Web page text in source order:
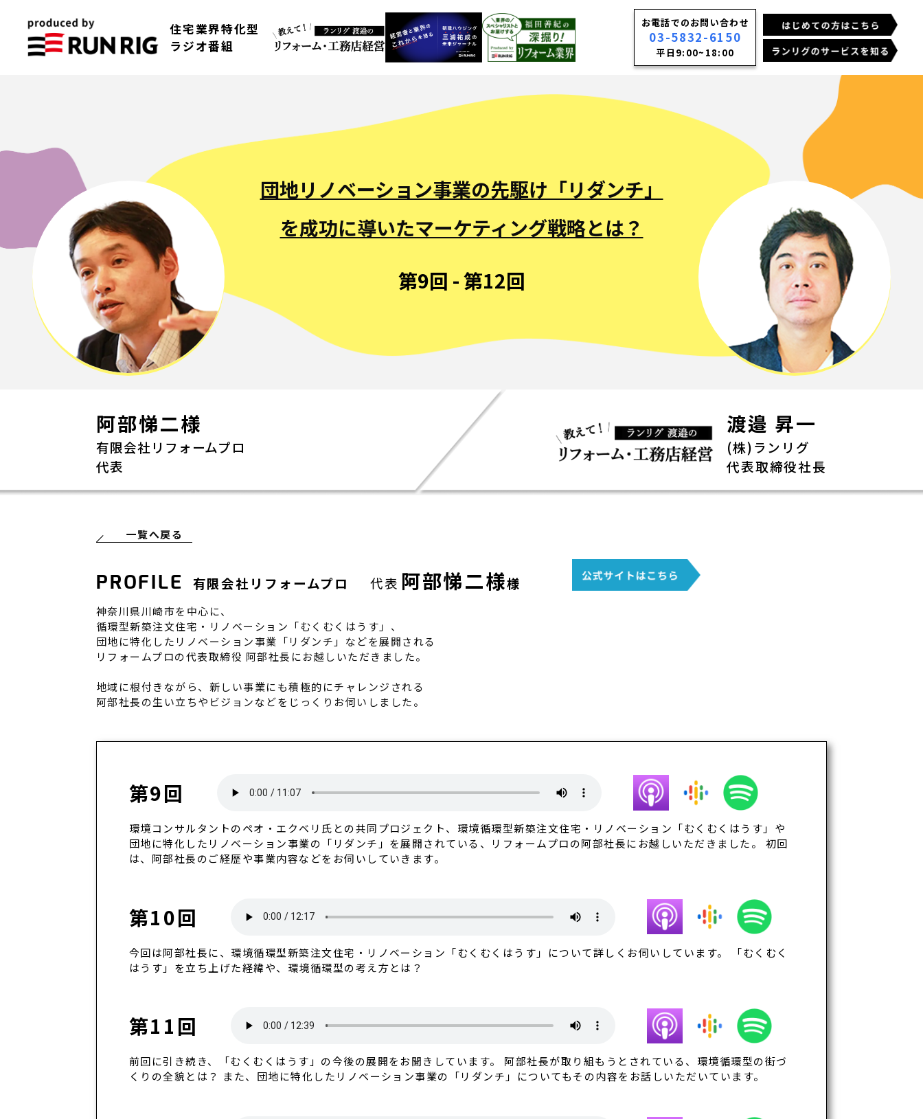
住宅業界特化型
ラジオ番組
お電話でのお問い合わせ
03-5832-6150
平日9:00~18:00
団地リノベーション事業の先駆け「リダンチ」
を成功に導いたマーケティング戦略とは？
第9回 - 第12回
阿部悌二様
有限会社リフォームプロ
代表
渡邉 昇一
(株)ランリグ
代表取締役社長
一覧へ戻る
PROFILE 有限会社リフォームプロ 代表 阿部悌二様様
神奈川県川崎市を中心に、
循環型新築注文住宅・リノベーション「むくむくはうす」、
団地に特化したリノベーション事業「リダンチ」などを展開される
リフォームプロの代表取締役 阿部社長にお越しいただきました。
地域に根付きながら、新しい事業にも積極的にチャレンジされる
阿部社長の生い立ちやビジョンなどをじっくりお伺いしました。
第9回
環境コンサルタントのペオ・エクベリ氏との共同プロジェクト、環境循環型新築注文住宅・リノベーション「むくむくはうす」や
団地に特化したリノベーション事業の「リダンチ」を展開されている、リフォームプロの阿部社長にお越しいただきました。 初回
は、阿部社長のご経歴や事業内容などをお伺いしていきます。
第10回
今回は阿部社長に、環境循環型新築注文住宅・リノベーション「むくむくはうす」について詳しくお伺いしています。 「むくむく
はうす」を立ち上げた経緯や、環境循環型の考え方とは？
第11回
前回に引き続き、「むくむくはうす」の今後の展開をお聞きしています。 阿部社長が取り組もうとされている、環境循環型の街づ
くりの全貌とは？ また、団地に特化したリノベーション事業の「リダンチ」についてもその内容をお話しいただいています。